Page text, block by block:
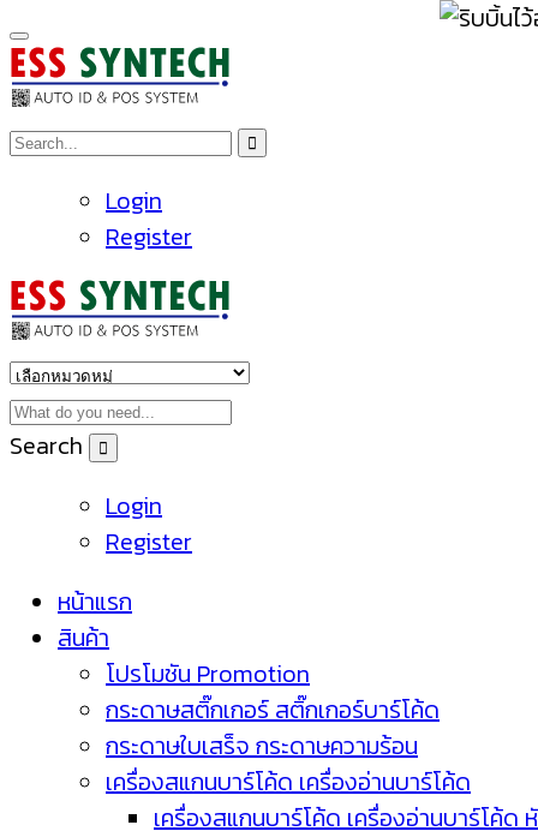
Login
Register
Search
Login
Register
หน้าแรก
สินค้า
โปรโมชัน Promotion
กระดาษสติ๊กเกอร์ สติ๊กเกอร์บาร์โค้ด
กระดาษใบเสร็จ กระดาษความร้อน
เครื่องสแกนบาร์โค้ด เครื่องอ่านบาร์โค้ด
เครื่องสแกนบาร์โค้ด เครื่องอ่านบาร์โค้ด